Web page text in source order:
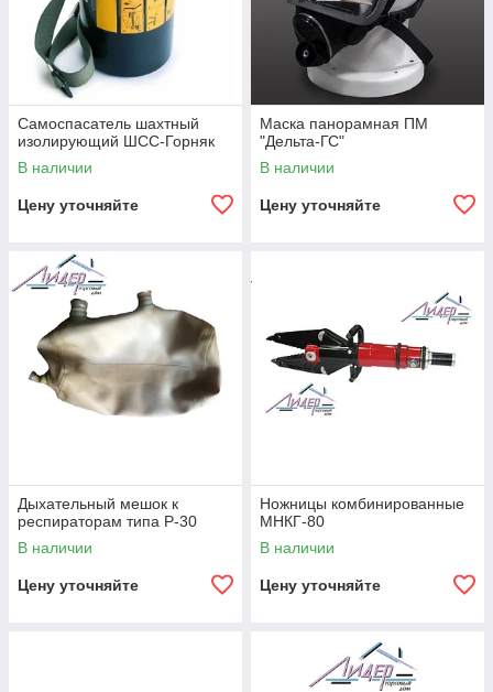
Самоспасатель шахтный
изолирующий ШСС-Горняк
В наличии
Цену уточняйте
Маска панорамная ПМ
"Дельта-ГС"
В наличии
Цену уточняйте
Дыхательный мешок к
респираторам типа Р-30
В наличии
Цену уточняйте
Ножницы комбинированные
МНКГ-80
В наличии
Цену уточняйте